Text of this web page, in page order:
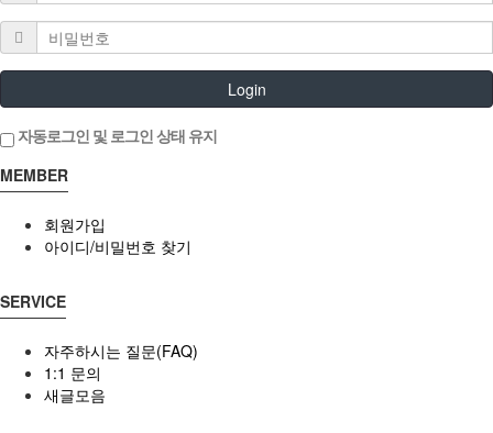
Login
자동로그인 및 로그인 상태 유지
MEMBER
회원가입
아이디/비밀번호 찾기
SERVICE
자주하시는 질문(FAQ)
1:1 문의
새글모음